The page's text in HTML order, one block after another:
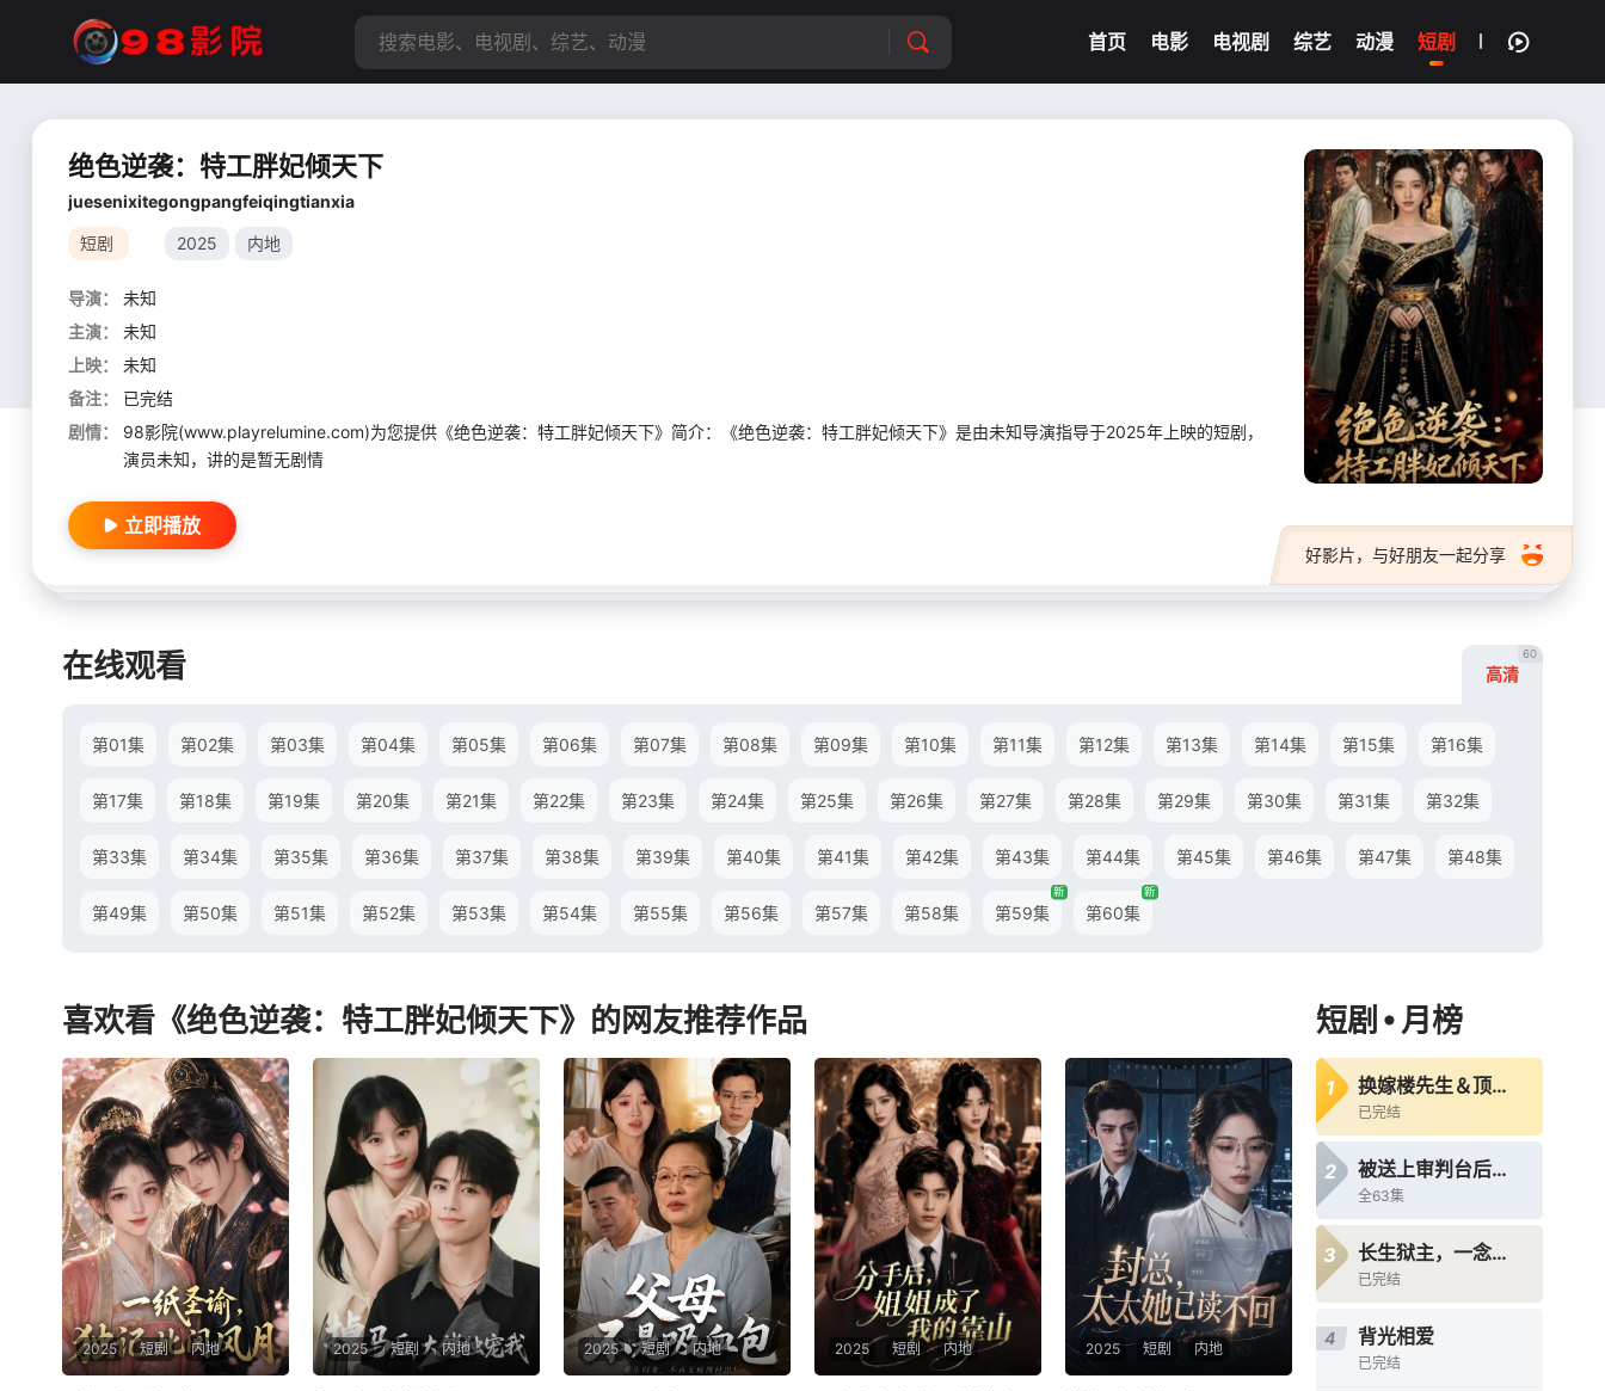
首页 电影 电视剧 综艺 动漫 短剧
绝色逆袭：特工胖妃倾天下
juesenixitegongpangfeiqingtianxia
短剧 2025 内地
导演：
未知
主演：
未知
上映：
未知
备注：
已完结
剧情：
98影院(www.playrelumine.com)为您提供《绝色逆袭：特工胖妃倾天下》简介：《绝色逆袭：特工胖妃倾天下》是由未知导演指导于2025年上映的短剧，
演员未知，讲的是暂无剧情
好影片，与好朋友一起分享
立即播放
在线观看 高清
60
第01集 第02集 第03集 第04集 第05集 第06集 第07集 第08集 第09集 第10集 第11集 第12集 第13集 第14集 第15集 第16集
第17集 第18集 第19集 第20集 第21集 第22集 第23集 第24集 第25集 第26集 第27集 第28集 第29集 第30集 第31集 第32集
第33集 第34集 第35集 第36集 第37集 第38集 第39集 第40集 第41集 第42集 第43集 第44集 第45集 第46集 第47集 第48集
第49集 第50集 第51集 第52集 第53集 第54集 第55集 第56集 第57集 第58集 第59集
新
第60集
新
喜欢看《绝色逆袭：特工胖妃倾天下》的网友推荐作品
2025 短剧 内地 2025 短剧 内地 2025 短剧 内地 2025 短剧 内地 2025 短剧 内地
短剧 • 月榜
1 换嫁楼先生＆顶级偏宠：楼先生他蓄谋成婚
已完结
2 被送上审判台后我绝地反击
全63集
3 长生狱主，一念镇九幽第三季
已完结
4 背光相爱
已完结